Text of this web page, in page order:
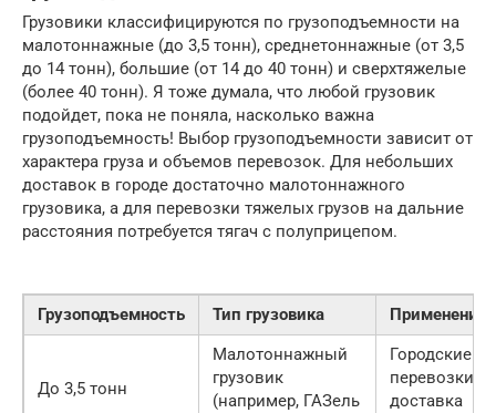
Грузовики классифицируются по грузоподъемности на
малотоннажные (до 3,5 тонн), среднетоннажные (от 3,5
до 14 тонн), большие (от 14 до 40 тонн) и сверхтяжелые
(более 40 тонн). Я тоже думала, что любой грузовик
подойдет, пока не поняла, насколько важна
грузоподъемность! Выбор грузоподъемности зависит от
характера груза и объемов перевозок. Для небольших
доставок в городе достаточно малотоннажного
грузовика, а для перевозки тяжелых грузов на дальние
расстояния потребуется тягач с полуприцепом.
Грузоподъемность Тип грузовика Применение
До 3,5 тонн
Малотоннажный
грузовик
(например, ГАЗель
Городские
перевозки,
доставка